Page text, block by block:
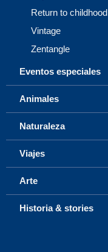
Return to childhood
Vintage
Zentangle
Eventos especiales
Animales
Naturaleza
Viajes
Arte
Historia & stories